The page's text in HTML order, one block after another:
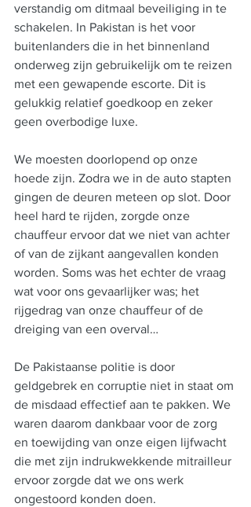
verstandig om ditmaal beveiliging in te
schakelen. In Pakistan is het voor
buitenlanders die in het binnenland
onderweg zijn gebruikelijk om te reizen
met een gewapende escorte. Dit is
gelukkig relatief goedkoop en zeker
geen overbodige luxe.
We moesten doorlopend op onze
hoede zijn. Zodra we in de auto stapten
gingen de deuren meteen op slot. Door
heel hard te rijden, zorgde onze
chauffeur ervoor dat we niet van achter
of van de zijkant aangevallen konden
worden. Soms was het echter de vraag
wat voor ons gevaarlijker was; het
rijgedrag van onze chauffeur of de
dreiging van een overval…
De Pakistaanse politie is door
geldgebrek en corruptie niet in staat om
de misdaad effectief aan te pakken. We
waren daarom dankbaar voor de zorg
en toewijding van onze eigen lijfwacht
die met zijn indrukwekkende mitrailleur
ervoor zorgde dat we ons werk
ongestoord konden doen.